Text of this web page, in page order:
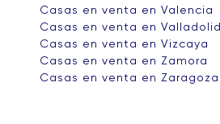
Casas en venta en Valencia
Casas en venta en Valladolid
Casas en venta en Vizcaya
Casas en venta en Zamora
Casas en venta en Zaragoza